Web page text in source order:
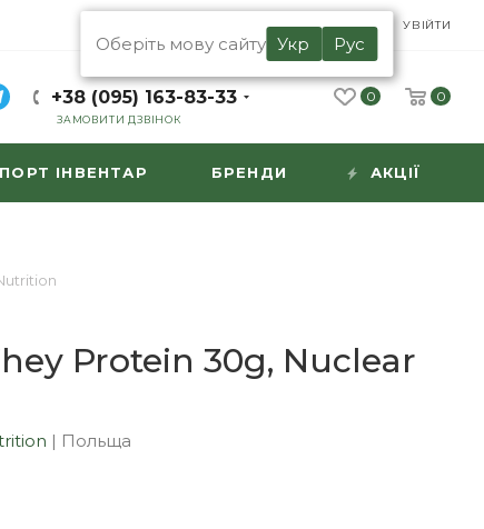
RU
Оберіть мову сайту Укр Рус
УВІЙТИ
+38 (095) 163-83-33
ЗАМОВИТИ ДЗВІНОК
0 0
ІНВЕНТАР БРЕНДИ АКЦІЇ
Protein 30g, Nuclear
| Польща